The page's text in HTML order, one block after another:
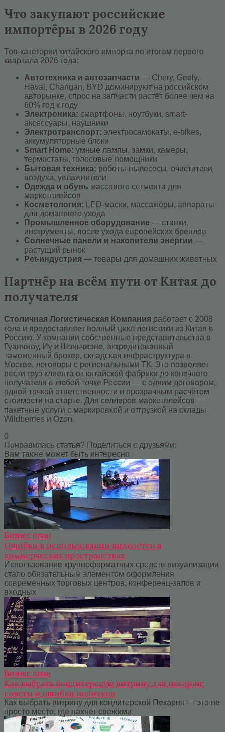
Что закупают российские
импортёры в 2026 году
Топ-категории китайского импорта по итогам первого
квартала 2026 года:
Автотехника и автозапчасти — Chery, Geely,
Haval, Changan, BYD доминируют на российском
авторынке, спрос на запчасти растёт более чем на
60% год к году
Электроника: смартфоны, ноутбуки, smart-
аксессуары, наушники
Электротранспорт: электросамокаты, e-bikes,
аккумуляторные блоки
Smart Home: умные лампы, замки, камеры,
термостаты, голосовые помощники
Бытовая техника: роботы-пылесосы, очистители
воздуха, увлажнители
Одежда и обувь массового сегмента для
маркетплейсов
Косметология: LED-маски, массажёры, аппараты
для домашнего ухода
Промышленное оборудование — станки,
инструменты, после ухода европейских брендов
Солнечные панели и накопители энергии —
растущий рынок
Pet-индустрия — товары для домашних животных
Партнёр на всём пути от Китая до
получателя
Столичная Логистическая Компания работает с 2008
года и предоставляет полный цикл логистики из Китая в
Россию. У компании собственные представительства в
Гуанчжоу, Иу и Шэньчжэне, аккредитованный
таможенный брокер, складская инфраструктура в
Москве, договоры с региональными ТК. Это позволяет
вести груз клиента от китайской фабрики до конечного
получателя в любой точке России — с одним договором,
одной точкой ответственности и прозрачным расчётом
стоимости на старте. Для селлеров маркетплейсов —
пакетные услуги с маркировкой и отгрузкой на склады
Wildberries и Ozon.
0
Понравилась статья? Поделиться с друзьями:
Вам также может быть интересно
Бизнес план
Ошибки в использовании видеостен в
коммерческих пространствах
Использование крупноформатных средств визуализации
стало обязательным элементом оформления
современных торговых центров, конференц-залов и
входных
Бизнес план
Как выбрать кондитерскую витрину для пекарни:
советы и ошибки новичков
Как выбрать витрину для кондитерской Пекарня — это не
просто место, где пахнет свежими